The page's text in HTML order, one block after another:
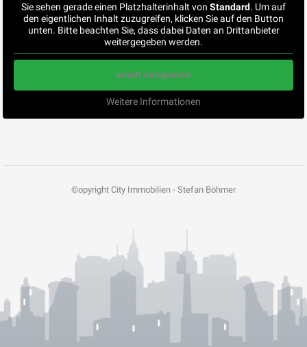
Sie sehen gerade einen Platzhalterinhalt von Standard. Um auf
den eigentlichen Inhalt zuzugreifen, klicken Sie auf den Button
unten. Bitte beachten Sie, dass dabei Daten an Drittanbieter
weitergegeben werden.
Inhalt entsperren
Weitere Informationen
©opyright City Immobilien - Stefan Böhmer